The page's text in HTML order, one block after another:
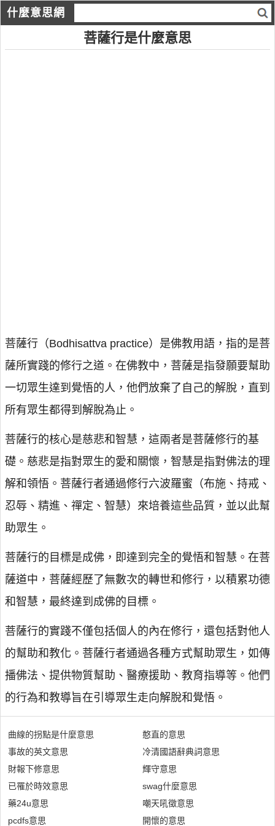
什麼意思網
菩薩行是什麼意思
菩薩行（Bodhisattva practice）是佛教用語，指的是菩
薩所實踐的修行之道。在佛教中，菩薩是指發願要幫助
一切眾生達到覺悟的人，他們放棄了自己的解脫，直到
所有眾生都得到解脫為止。
菩薩行的核心是慈悲和智慧，這兩者是菩薩修行的基
礎。慈悲是指對眾生的愛和關懷，智慧是指對佛法的理
解和領悟。菩薩行者通過修行六波羅蜜（布施、持戒、
忍辱、精進、禪定、智慧）來培養這些品質，並以此幫
助眾生。
菩薩行的目標是成佛，即達到完全的覺悟和智慧。在菩
薩道中，菩薩經歷了無數次的轉世和修行，以積累功德
和智慧，最終達到成佛的目標。
菩薩行的實踐不僅包括個人的內在修行，還包括對他人
的幫助和教化。菩薩行者通過各種方式幫助眾生，如傳
播佛法、提供物質幫助、醫療援助、教育指導等。他們
的行為和教導旨在引導眾生走向解脫和覺悟。
曲線的拐點是什麼意思
事故的英文意思
財報下修意思
已罹於時效意思
藥24u意思
pcdfs意思
憨直的意思
冷清國語辭典詞意思
輝守意思
swag什麼意思
嘲天吼徵意思
開懷的意思